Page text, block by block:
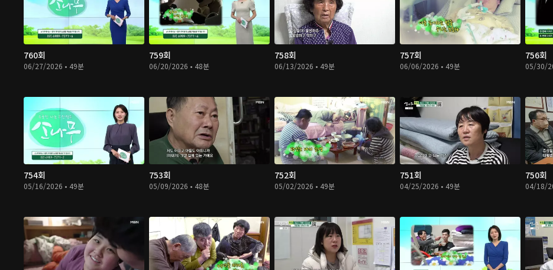
760회
06/27/2026 • 49분
759회
06/20/2026 • 48분
758회
06/13/2026 • 49분
757회
06/06/2026 • 49분
756회
05/30/
754회
05/16/2026 • 49분
753회
05/09/2026 • 48분
752회
05/02/2026 • 49분
751회
04/25/2026 • 49분
750회
04/18/